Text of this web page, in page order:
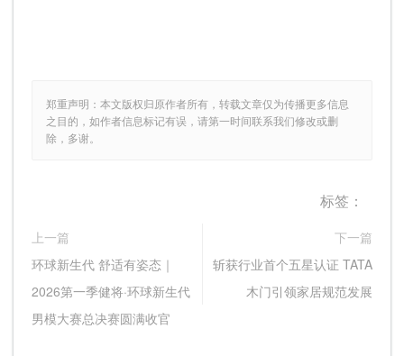
郑重声明：本文版权归原作者所有，转载文章仅为传播更多信息
之目的，如作者信息标记有误，请第一时间联系我们修改或删
除，多谢。
标签：
上一篇
环球新生代 舒适有姿态｜
2026第一季健将·环球新生代
男模大赛总决赛圆满收官
下一篇
斩获行业首个五星认证 TATA
木门引领家居规范发展